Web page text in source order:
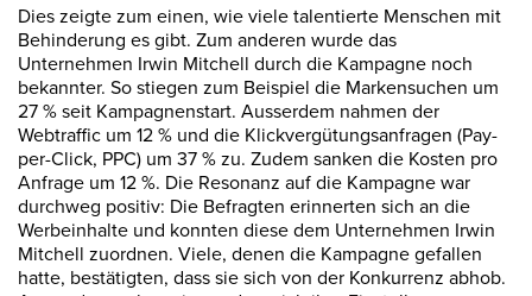
Dies zeigte zum einen, wie viele talentierte Menschen mit
Behinderung es gibt. Zum anderen wurde das
Unternehmen Irwin Mitchell durch die Kampagne noch
bekannter. So stiegen zum Beispiel die Markensuchen um
27 % seit Kampagnenstart. Ausserdem nahmen der
Webtraffic um 12 % und die Klickvergütungsanfragen (Pay-
per-Click, PPC) um 37 % zu. Zudem sanken die Kosten pro
Anfrage um 12 %. Die Resonanz auf die Kampagne war
durchweg positiv: Die Befragten erinnerten sich an die
Werbeinhalte und konnten diese dem Unternehmen Irwin
Mitchell zuordnen. Viele, denen die Kampagne gefallen
hatte, bestätigten, dass sie sich von der Konkurrenz abhob.